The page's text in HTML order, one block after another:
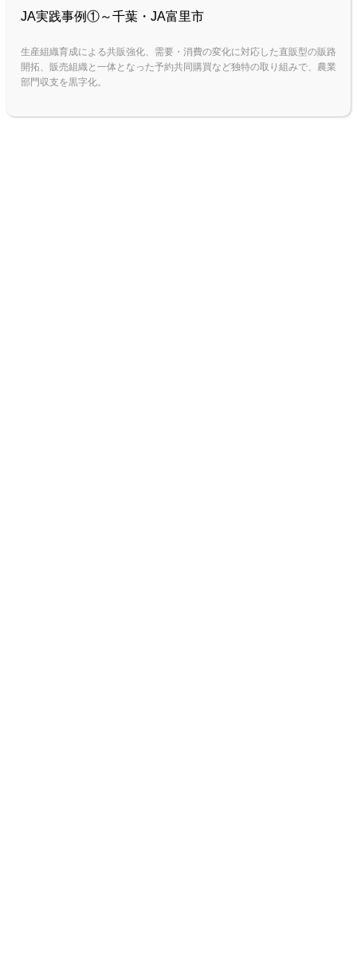
JA実践事例①～千葉・JA富里市
生産組織育成による共販強化、需要・消費の変化に対応した直販型の販路
開拓、販売組織と一体となった予約共同購買など独特の取り組みで、農業
部門収支を黒字化。